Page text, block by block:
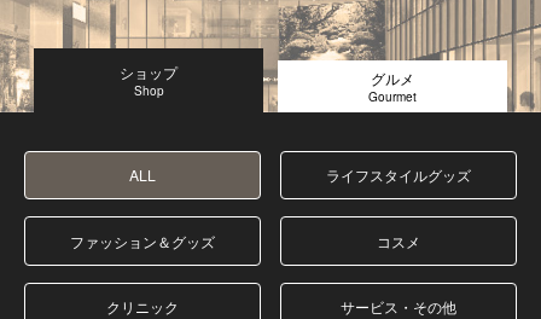
ショップ グルメ
ALL ライフスタイルグッズ
ファッション＆グッズ コスメ
クリニック サービス・その他